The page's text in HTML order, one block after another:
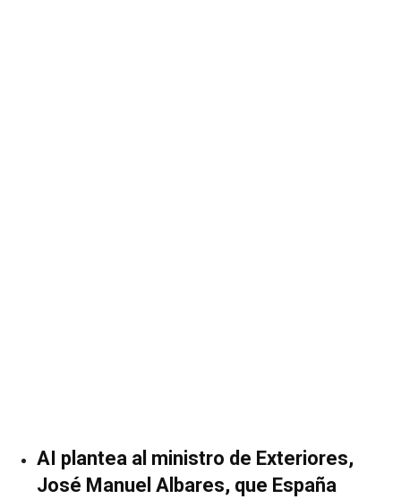
AI plantea al ministro de Exteriores,
José Manuel Albares, que España